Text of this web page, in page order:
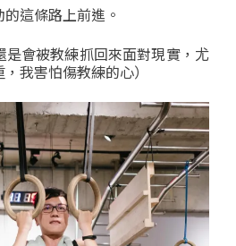
這條路上前進。
是會被教練抓回來面對現實，尤
我害怕傷教練的心）